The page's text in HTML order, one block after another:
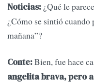
Noticias: ¿Qué le
¿Cómo se sintió
mañana”?
Conte:Bien, fue hace
angelita brava, pero